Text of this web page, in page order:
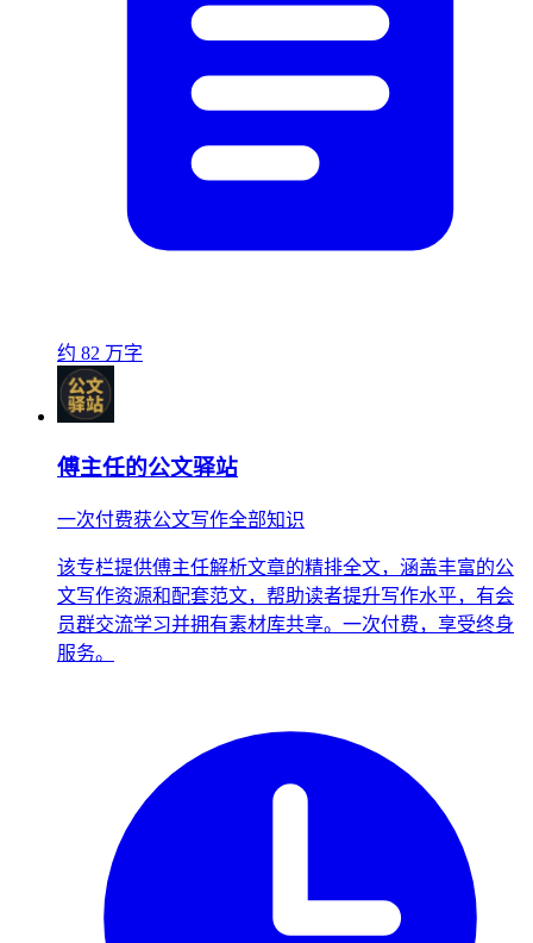
约 82 万字
傅主任的公文驿站
一次付费获公文写作全部知识
该专栏提供傅主任解析文章的精排全文，涵盖丰富的公
文写作资源和配套范文，帮助读者提升写作水平，有会
员群交流学习并拥有素材库共享。一次付费，享受终身
服务。